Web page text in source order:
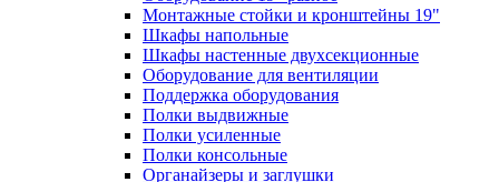
Монтажные стойки и кронштейны 19"
Шкафы напольные
Шкафы настенные двухсекционные
Оборудование для вентиляции
Поддержка оборудования
Полки выдвижные
Полки усиленные
Полки консольные
Органайзеры и заглушки